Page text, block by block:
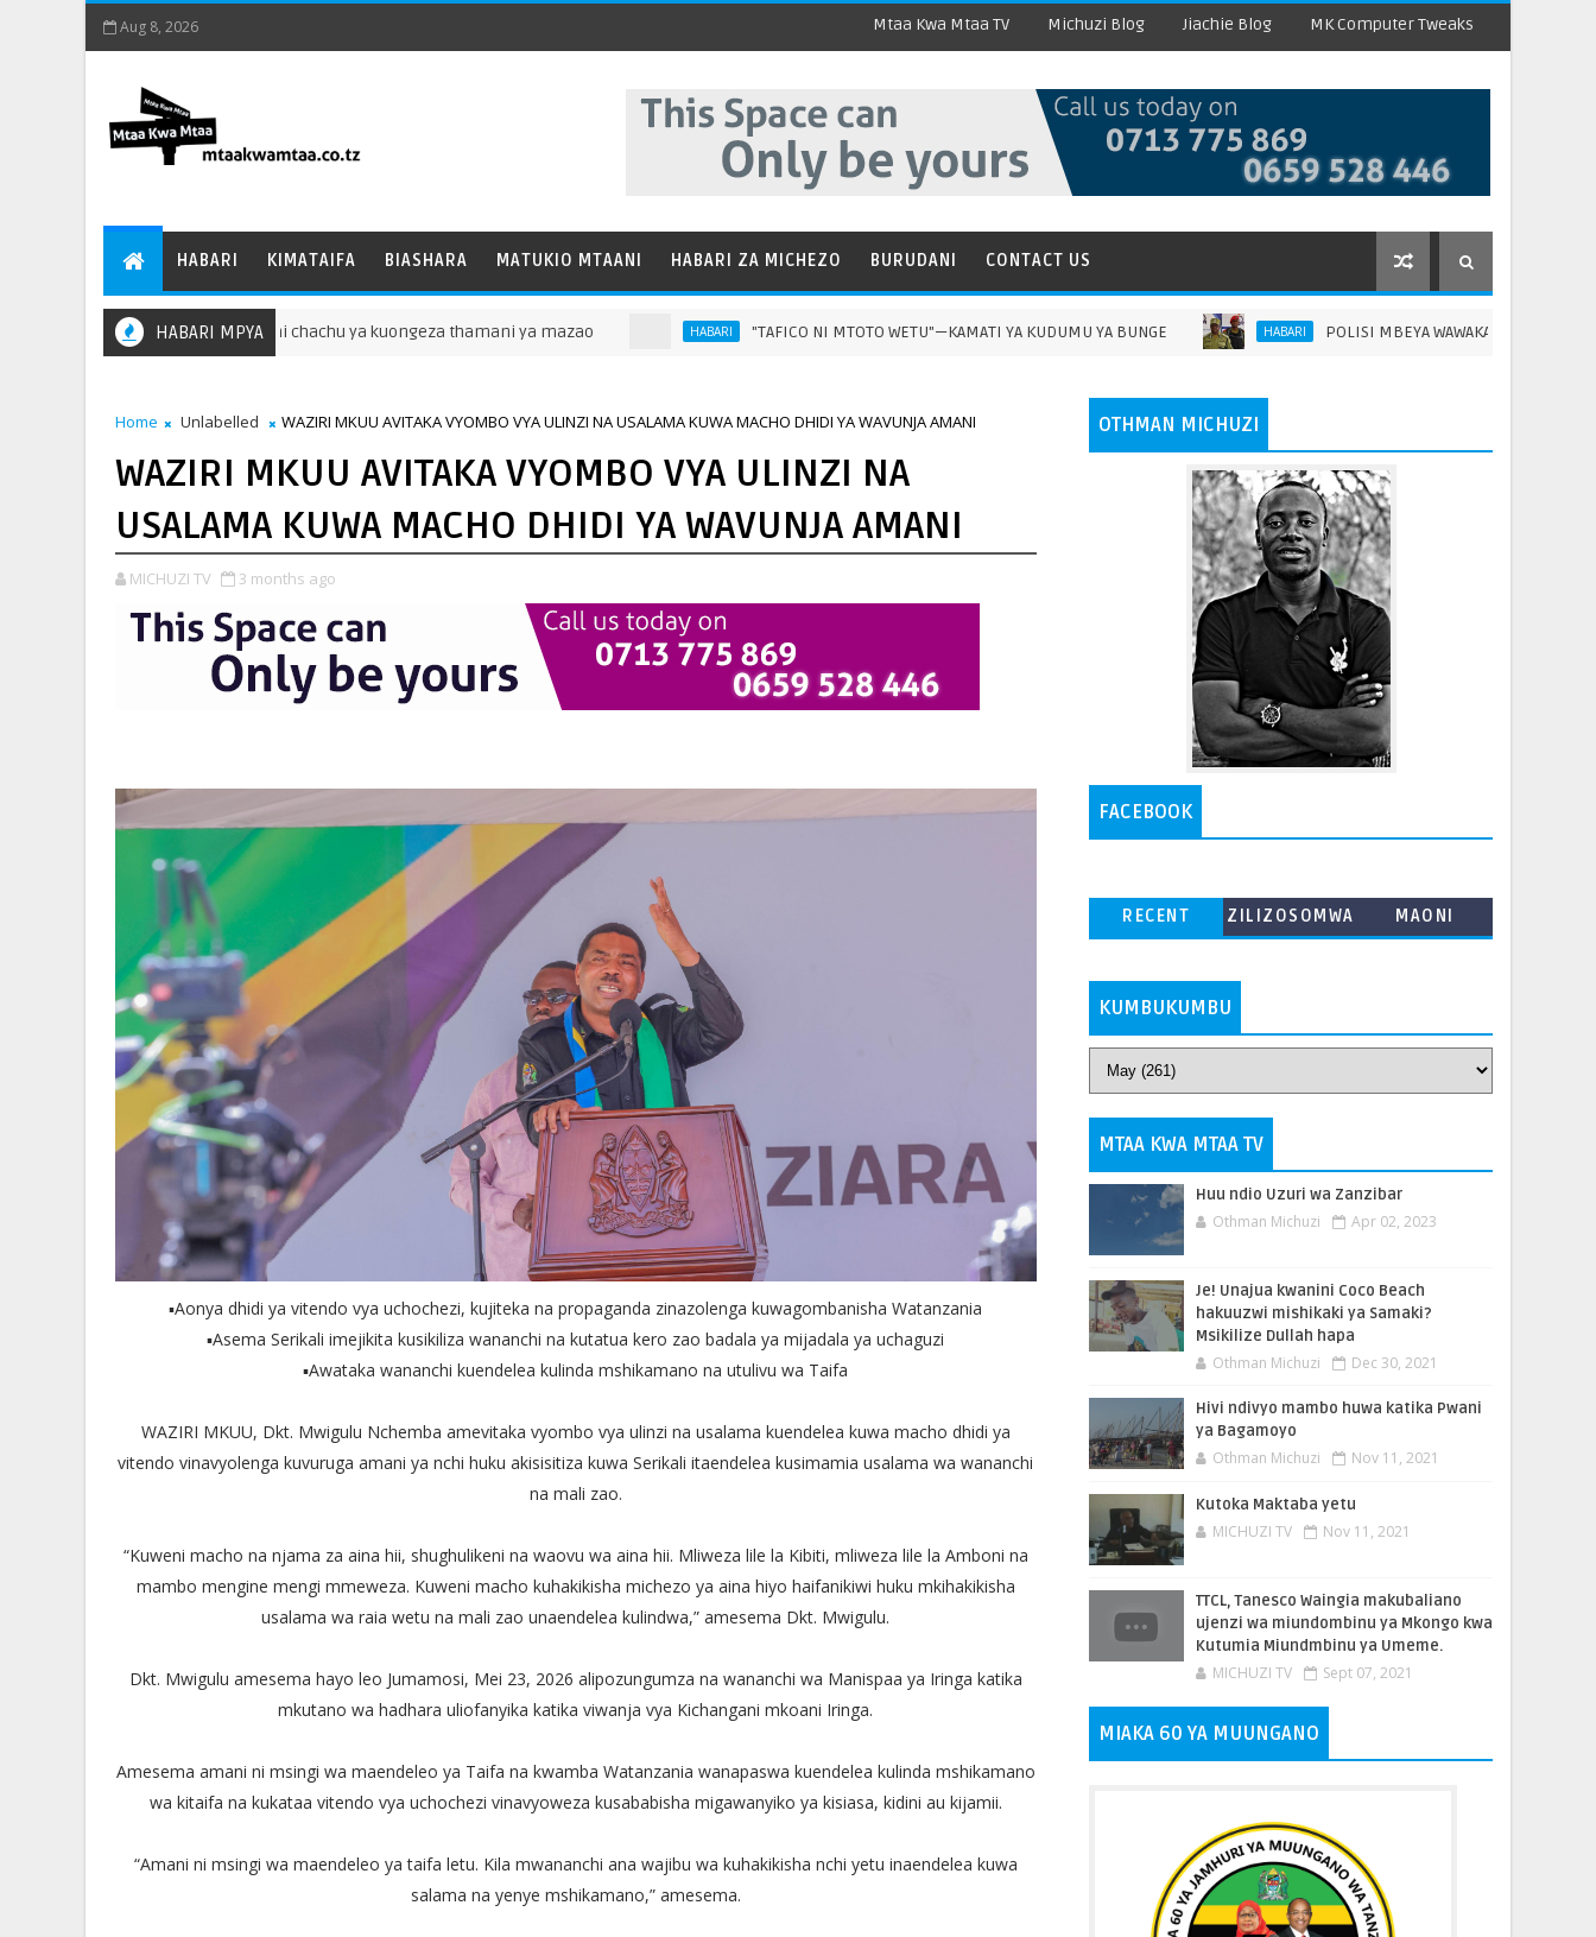
Aug 8, 2026 Mtaa Kwa Mtaa TV Michuzi Blog Jiachie Blog MK Computer Tweaks
HABARI KIMATAIFA BIASHARA MATUKIO MTAANI HABARI ZA MICHEZO BURUDANI CONTACT US
HABARI MPYA
Waziri Londo: FCC ni chachu ya kuongeza thamani ya mazao HABARI "TAFICO NI MTOTO WETU"—KAMATI YA KUDUMU YA BUNGE HABARI POLISI MBEYA WAWAKAMATA WATUHUMIWA 67
Home Unlabelled WAZIRI MKUU AVITAKA VYOMBO VYA ULINZI NA USALAMA KUWA MACHO DHIDI YA WAVUNJA AMANI
WAZIRI MKUU AVITAKA VYOMBO VYA ULINZI NA
USALAMA KUWA MACHO DHIDI YA WAVUNJA AMANI
MICHUZI TV 3 months ago
▪️Aonya dhidi ya vitendo vya uchochezi, kujiteka na propaganda zinazolenga kuwagombanisha Watanzania
▪️Asema Serikali imejikita kusikiliza wananchi na kutatua kero zao badala ya mijadala ya uchaguzi
▪️Awataka wananchi kuendelea kulinda mshikamano na utulivu wa Taifa
WAZIRI MKUU, Dkt. Mwigulu Nchemba amevitaka vyombo vya ulinzi na usalama kuendelea kuwa macho dhidi ya
vitendo vinavyolenga kuvuruga amani ya nchi huku akisisitiza kuwa Serikali itaendelea kusimamia usalama wa wananchi
na mali zao.
“Kuweni macho na njama za aina hii, shughulikeni na waovu wa aina hii. Mliweza lile la Kibiti, mliweza lile la Amboni na
mambo mengine mengi mmeweza. Kuweni macho kuhakikisha michezo ya aina hiyo haifanikiwi huku mkihakikisha
usalama wa raia wetu na mali zao unaendelea kulindwa,” amesema Dkt. Mwigulu.
Dkt. Mwigulu amesema hayo leo Jumamosi, Mei 23, 2026 alipozungumza na wananchi wa Manispaa ya Iringa katika
mkutano wa hadhara uliofanyika katika viwanja vya Kichangani mkoani Iringa.
Amesema amani ni msingi wa maendeleo ya Taifa na kwamba Watanzania wanapaswa kuendelea kulinda mshikamano
wa kitaifa na kukataa vitendo vya uchochezi vinavyoweza kusababisha migawanyiko ya kisiasa, kidini au kijamii.
“Amani ni msingi wa maendeleo ya taifa letu. Kila mwananchi ana wajibu wa kuhakikisha nchi yetu inaendelea kuwa
salama na yenye mshikamano,” amesema.
OTHMAN MICHUZI
FACEBOOK
RECENT
ZILIZOSOMWA
MAONI
KUMBUKUMBU
MTAA KWA MTAA TV
Huu ndio Uzuri wa Zanzibar
Othman Michuzi Apr 02, 2023
Je! Unajua kwanini Coco Beach
hakuuzwi mishikaki ya Samaki?
Msikilize Dullah hapa
Othman Michuzi Dec 30, 2021
Hivi ndivyo mambo huwa katika Pwani
ya Bagamoyo
Othman Michuzi Nov 11, 2021
Kutoka Maktaba yetu
MICHUZI TV Nov 11, 2021
TTCL, Tanesco Waingia makubaliano
ujenzi wa miundombinu ya Mkongo kwa
Kutumia Miundmbinu ya Umeme.
MICHUZI TV Sept 07, 2021
MIAKA 60 YA MUUNGANO